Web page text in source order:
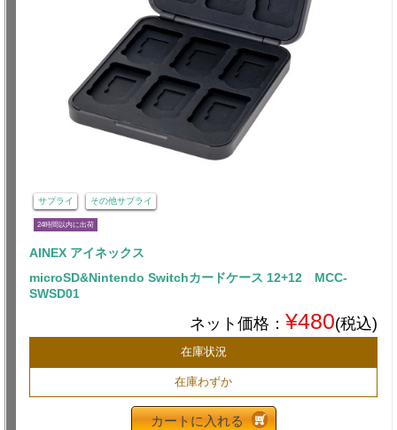
サプライ その他サプライ
24時間以内に出荷
AINEX アイネックス
microSD&Nintendo Switchカードケース 12+12 MCC-
SWSD01
ネット価格： ¥480(税込)
在庫状況
在庫わずか
カートに入れる